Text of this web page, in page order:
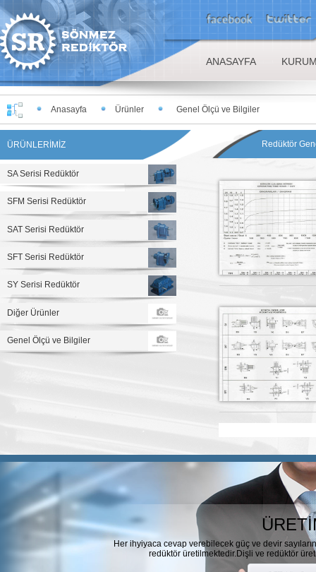
ANASAYFA
Anasayfa Ürünler Genel Ölçü ve Bilgiler
ÜRÜNLERİMİZ
SA Serisi Redüktör
SFM Serisi Redüktör
SAT Serisi Redüktör
SFT Serisi Redüktör
SY Serisi Redüktör
Diğer Ürünler
Genel Ölçü ve Bilgiler
Redüktör
Her ihyiyaca cevap verebilecek güç ve devir
redüktör üretilmektedir.Dişli ve redüktör